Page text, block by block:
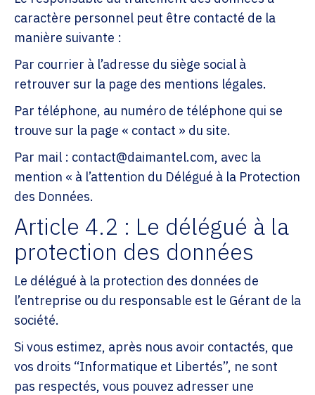
caractère personnel peut être contacté de la
manière suivante :
Par courrier à l’adresse du siège social à
retrouver sur la page des mentions légales.
Par téléphone, au numéro de téléphone qui se
trouve sur la page « contact » du site.
Par mail : contact@daimantel.com, avec la
mention « à l’attention du Délégué à la Protection
des Données.
Article 4.2 : Le délégué à la
protection des données
Le délégué à la protection des données de
l’entreprise ou du responsable est le Gérant de la
société.
Si vous estimez, après nous avoir contactés, que
vos droits “Informatique et Libertés”, ne sont
pas respectés, vous pouvez adresser une